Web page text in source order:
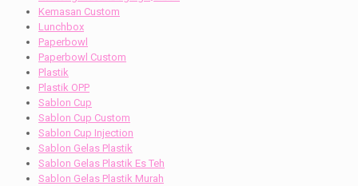
Kemasan Custom
Lunchbox
Paperbowl
Paperbowl Custom
Plastik
Plastik OPP
Sablon Cup
Sablon Cup Custom
Sablon Cup Injection
Sablon Gelas Plastik
Sablon Gelas Plastik Es Teh
Sablon Gelas Plastik Murah